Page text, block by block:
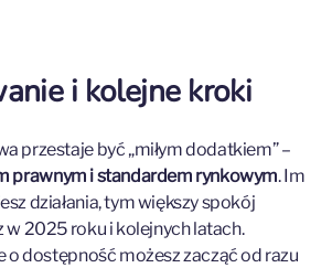
i kolejne kroki
przestaje być „miłym dodatkiem” –
prawnym i standardem rynkowym. Im
działania, tym większy spokój
w 2025 roku i kolejnych latach.
o dostępność możesz zacząć od razu